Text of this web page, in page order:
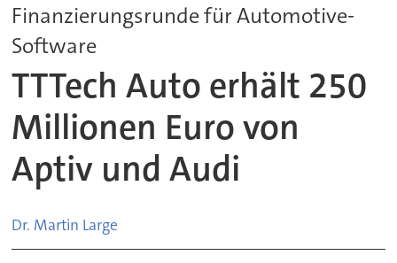
Finanzierungsrunde für Automotive-
Software
TTTech Auto erhält 250
Millionen Euro von
Aptiv und Audi
Dr. Martin Large